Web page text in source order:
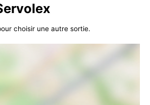
choisir une autre sortie.